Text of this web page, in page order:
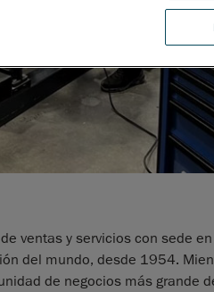
ventas y servicios con sede
del mundo, desde 1954.
de negocios más grande